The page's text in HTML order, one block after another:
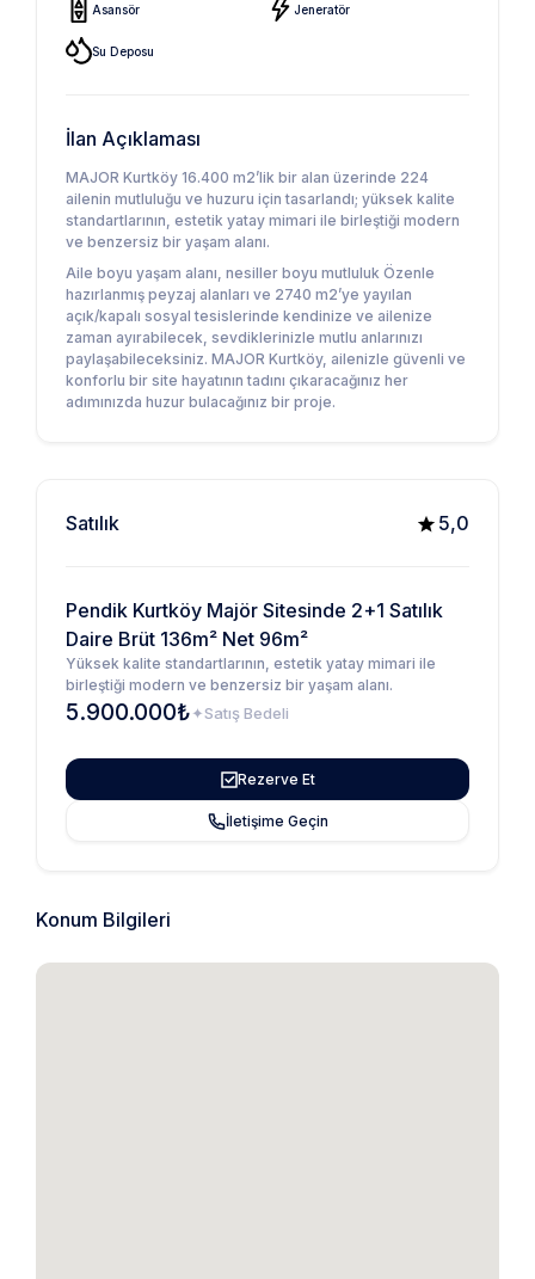
Asansör Jeneratör
Su Deposu
İlan Açıklaması
MAJOR Kurtköy 16.400 m2’lik bir alan üzerinde 224
ailenin mutluluğu ve huzuru için tasarlandı; yüksek kalite
standartlarının, estetik yatay mimari ile birleştiği modern
ve benzersiz bir yaşam alanı.
Aile boyu yaşam alanı, nesiller boyu mutluluk Özenle
hazırlanmış peyzaj alanları ve 2740 m2’ye yayılan
açık/kapalı sosyal tesislerinde kendinize ve ailenize
zaman ayırabilecek, sevdiklerinizle mutlu anlarınızı
paylaşabileceksiniz. MAJOR Kurtköy, ailenizle güvenli ve
konforlu bir site hayatının tadını çıkaracağınız her
adımınızda huzur bulacağınız bir proje.
Satılık 5,0
Pendik Kurtköy Majör Sitesinde 2+1 Satılık
Daire Brüt 136m² Net 96m²
Yüksek kalite standartlarının, estetik yatay mimari ile
birleştiği modern ve benzersiz bir yaşam alanı.
5.900.000₺ Satış Bedeli
Rezerve Et
İletişime Geçin
Konum Bilgileri